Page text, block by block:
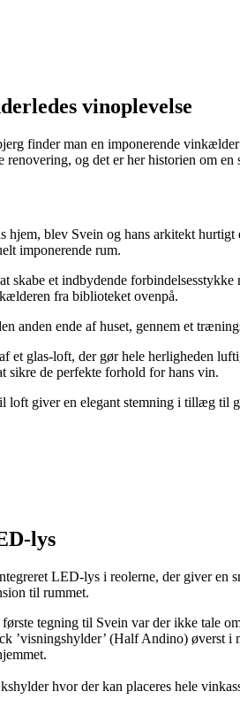
vinoplevelse
finder man en imponerende
og det er her historien om
hjem, blev Svein og hans arkitekt
imponerende rum.
skabe et indbydende
fra biblioteket ovenpå.
anden ende af huset, gennem et
et glas-loft, der gør hele herligheden
sikre de perfekte forhold for hans vin.
giver en elegant stemning i tillæg til
lys
LED-lys i reolerne, der giver
til rummet.
tegning til Svein var der ikke tale
’visningshylder’ (Half Andino)
hvor der kan placeres hele